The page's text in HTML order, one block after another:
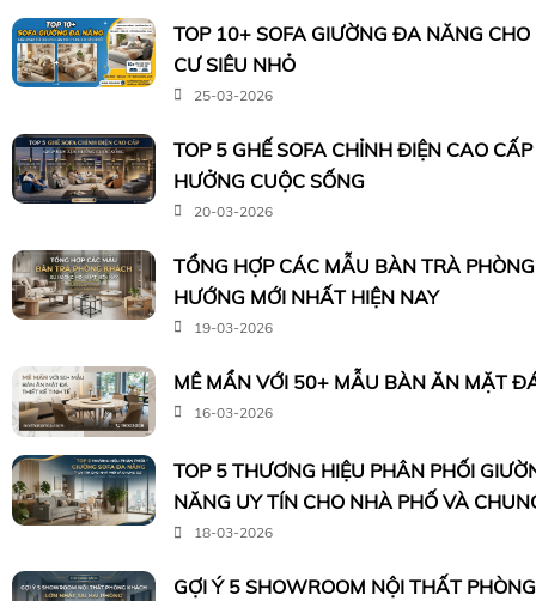
TOP 10+ SOFA GIƯỜNG ĐA NĂNG
CƯ SIÊU NHỎ
25-03-2026
TOP 5 GHẾ SOFA CHỈNH ĐIỆN CAO
HƯỞNG CUỘC SỐNG
20-03-2026
TỔNG HỢP CÁC MẪU BÀN TRÀ
HƯỚNG MỚI NHẤT HIỆN NAY
19-03-2026
MÊ MẨN VỚI 50+ MẪU BÀN ĂN MẶT
16-03-2026
TOP 5 THƯƠNG HIỆU PHÂN PHỐI
NĂNG UY TÍN CHO NHÀ PHỐ VÀ
18-03-2026
GỢI Ý 5 SHOWROOM NỘI THẤT